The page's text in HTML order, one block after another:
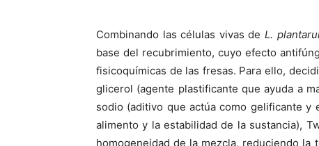
Combinando las células vivas deL.
base del recubrimiento, cuyo efecto
fisicoquímicas de las fresas. Para ello,
glicerol (agente plastificante que ayuda a
sodio (aditivo que actúa como gelificante
alimento y la estabilidad de la sustancia),
homogeneidad de la mezcla, reduciendo